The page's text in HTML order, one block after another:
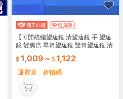
【可開統編望遠鏡 清望遠鏡 手 望遠
鏡 變焦倍 單筒望遠鏡 雙筒望遠鏡 清
1,009 ~ 1,122
運費券 折扣碼